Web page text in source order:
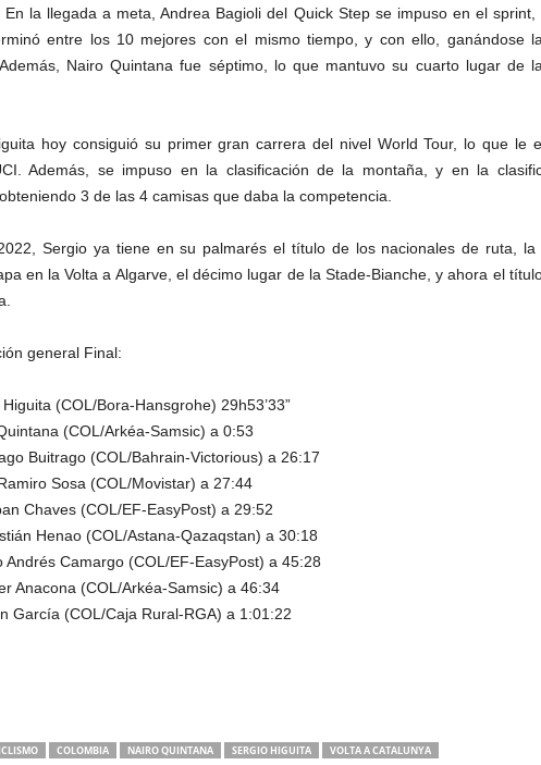
En la llegada a meta, Andrea Bagioli del Quick Step se impuso en el
entre los 10 mejores con el mismo tiempo, y con ello, ganándose
Nairo Quintana fue séptimo, lo que mantuvo su cuarto lugar de
hoy consiguió su primer gran carrera del nivel World Tour, lo que le
Además, se impuso en la clasificación de la montaña, y en la
3 de las 4 camisas que daba la competencia.
Sergio ya tiene en su palmarés el título de los nacionales de ruta, la
en la Volta a Algarve, el décimo lugar de la Stade-Bianche, y ahora el
general Final:
(COL/Bora-Hansgrohe) 29h53’33”
(COL/Arkéa-Samsic) a 0:53
Buitrago (COL/Bahrain-Victorious) a 26:17
Sosa (COL/Movistar) a 27:44
Chaves (COL/EF-EasyPost) a 29:52
Henao (COL/Astana-Qazaqstan) a 30:18
Andrés Camargo (COL/EF-EasyPost) a 45:28
Anacona (COL/Arkéa-Samsic) a 46:34
García (COL/Caja Rural-RGA) a 1:01:22
COLOMBIA NAIRO QUINTANA SERGIO HIGUITA VOLTA A CATALUNYA